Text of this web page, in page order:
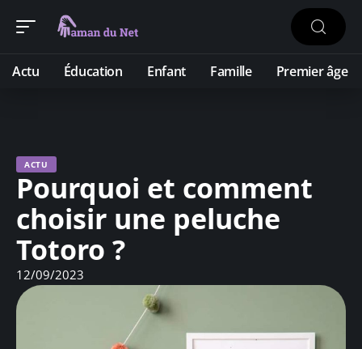
Actu Éducation Enfant Famille Premier âge
ACTU
Pourquoi et comment
choisir une peluche
Totoro ?
12/09/2023